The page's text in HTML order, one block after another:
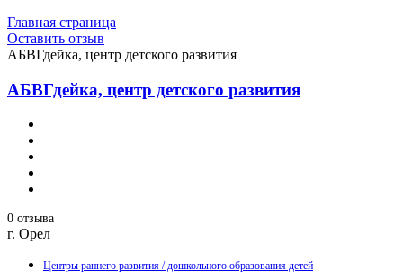
Главная страница
Оставить отзыв
АБВГдейка, центр детского развития
АБВГдейка, центр детского развития
0 отзыва
г. Орел
Центры раннего развития / дошкольного образования детей